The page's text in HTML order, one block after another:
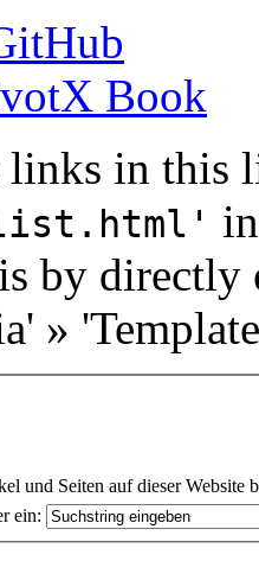
Book
links in this
by
»
und Seiten auf dieser Website
ein: